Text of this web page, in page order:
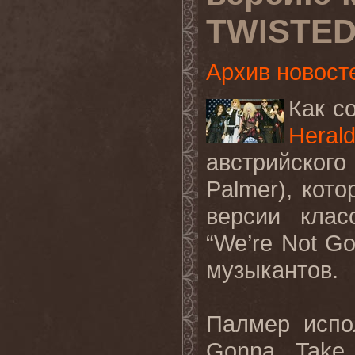
Архив
Как
Herald
Palmer),
версии
“We’re Not
музыкантов.
Палмер